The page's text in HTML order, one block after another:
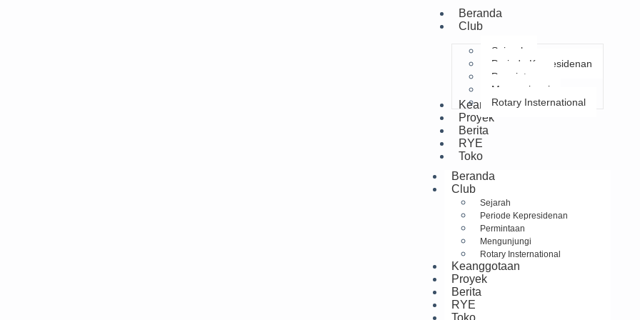
Beranda
Club
Sejarah
Periode Kepresidenan
Permintaan
Mengunjungi
Rotary Insternational
Keanggotaan
Proyek
Berita
RYE
Toko
Beranda
Club
Sejarah
Periode Kepresidenan
Permintaan
Mengunjungi
Rotary Insternational
Keanggotaan
Proyek
Berita
RYE
Toko